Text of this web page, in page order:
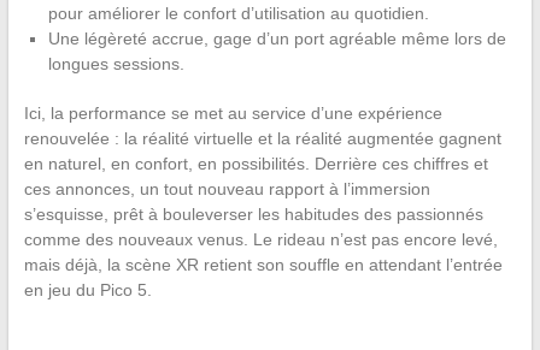
pour améliorer le confort d’utilisation au quotidien.
Une légèreté accrue, gage d’un port agréable même lors de
longues sessions.
Ici, la performance se met au service d’une expérience
renouvelée : la réalité virtuelle et la réalité augmentée gagnent
en naturel, en confort, en possibilités. Derrière ces chiffres et
ces annonces, un tout nouveau rapport à l’immersion
s’esquisse, prêt à bouleverser les habitudes des passionnés
comme des nouveaux venus. Le rideau n’est pas encore levé,
mais déjà, la scène XR retient son souffle en attendant l’entrée
en jeu du Pico 5.